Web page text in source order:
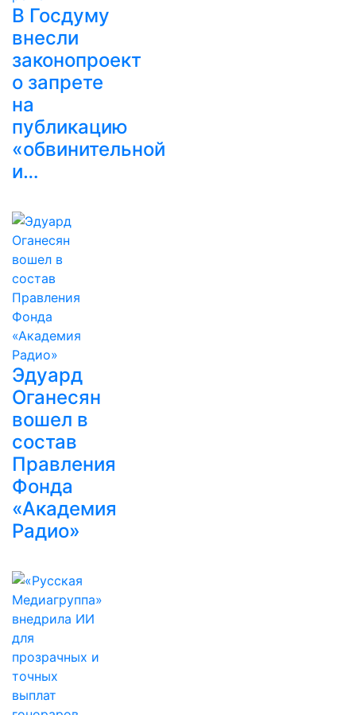
В Госдуму
внесли
законопроект
о запрете
на
публикацию
«обвинительной
и…
Эдуард
Оганесян
вошел в
состав
Правления
Фонда
«Академия
Радио»